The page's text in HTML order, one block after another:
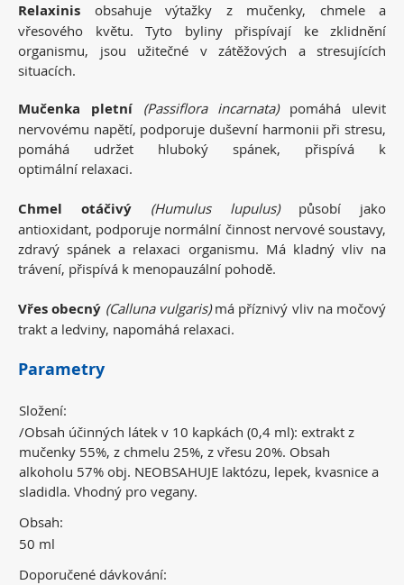
Relaxinis obsahuje výtažky z mučenky, chmele a
vřesového květu. Tyto byliny přispívají ke zklidnění
organismu, jsou užitečné v zátěžových a stresujících
situacích.
Mučenka pletní (Passiflora incarnata)pomáhá ulevit
nervovému napětí, podporuje duševní harmonii při stresu,
pomáhá udržet hluboký spánek, přispívá k
optimální relaxaci.
Chmel otáčivý (Humulus lupulus)působí jako
antioxidant, podporuje normální činnost nervové soustavy,
zdravý spánek a relaxaci organismu. Má kladný vliv na
trávení, přispívá k menopauzální pohodě.
Vřes obecný (Calluna vulgaris)má příznivý vliv na močový
trakt a ledviny, napomáhá relaxaci.
Parametry
Složení:
/Obsah účinných látek v 10 kapkách (0,4 ml): extrakt z
mučenky 55%, z chmelu 25%, z vřesu 20%. Obsah
alkoholu 57% obj. NEOBSAHUJE laktózu, lepek, kvasnice a
sladidla. Vhodný pro vegany.
Obsah:
50 ml
Doporučené dávkování: